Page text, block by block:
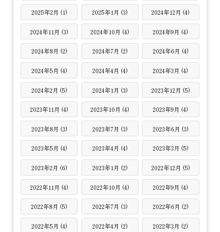
2025年2月 (1) 2025年1月 (3) 2024年12月 (4)
2024年11月 (3) 2024年10月 (4) 2024年9月 (4)
2024年8月 (2) 2024年7月 (2) 2024年6月 (4)
2024年5月 (4) 2024年4月 (4) 2024年3月 (4)
2024年2月 (5) 2024年1月 (3) 2023年12月 (5)
2023年11月 (4) 2023年10月 (4) 2023年9月 (4)
2023年8月 (3) 2023年7月 (3) 2023年6月 (3)
2023年5月 (4) 2023年4月 (4) 2023年3月 (5)
2023年2月 (6) 2023年1月 (2) 2022年12月 (5)
2022年11月 (4) 2022年10月 (4) 2022年9月 (4)
2022年8月 (5) 2022年7月 (3) 2022年6月 (2)
2022年5月 (4) 2022年4月 (2) 2022年3月 (2)